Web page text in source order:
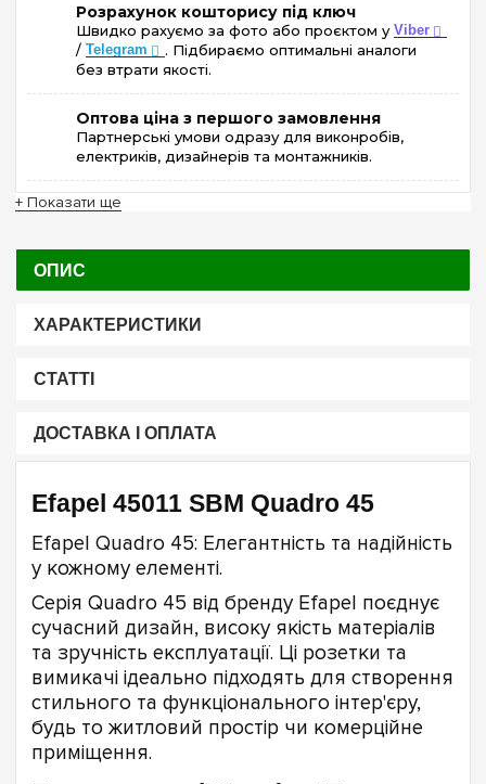
Розрахунок кошторису під ключ
Швидко рахуємо за фото або проєктом у Viber
/ Telegram
. Підбираємо оптимальні аналоги
без втрати якості.
Оптова ціна з першого замовлення
Партнерські умови одразу для виконробів,
електриків, дизайнерів та монтажників.
+ Показати ще
ОПИС
ХАРАКТЕРИСТИКИ
СТАТТІ
ДОСТАВКА І ОПЛАТА
Efapel 45011 SBM Quadro 45
Efapel Quadro 45: Елегантність та надійність
у кожному елементі.
Серія Quadro 45 від бренду Efapel поєднує
сучасний дизайн, високу якість матеріалів
та зручність експлуатації. Ці розетки та
вимикачі ідеально підходять для створення
стильного та функціонального інтер'єру,
будь то житловий простір чи комерційне
приміщення.